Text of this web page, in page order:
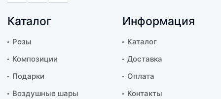
Каталог
Розы
Композиции
Подарки
Воздушные шары
Информация
Каталог
Доставка
Оплата
Контакты